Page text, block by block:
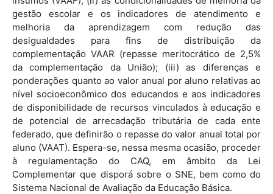
gestão escolar e os indicadores de atendimento e
melhoria da aprendizagem com redução das
desigualdades para fins de distribuição da
complementação VAAR (repasse meritocrático de 2,5%
da complementação da União); (iii) as diferenças e
ponderações quanto ao valor anual por aluno relativas ao
nível socioeconômico dos educandos e aos indicadores
de disponibilidade de recursos vinculados à educação e
de potencial de arrecadação tributária de cada ente
federado, que definirão o repasse do valor anual total por
aluno (VAAT). Espera-se, nessa mesma ocasião, proceder
à regulamentação do CAQ, em âmbito da Lei
Complementar que disporá sobre o SNE, bem como do
Sistema Nacional de Avaliação da Educação Básica.